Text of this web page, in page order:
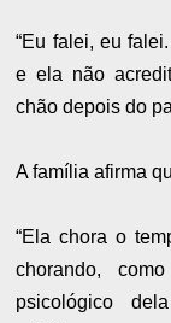
“Eu falei, eu
e ela não
chão depois do
A família afirma
“Ela chora o
chorando,
psicológico